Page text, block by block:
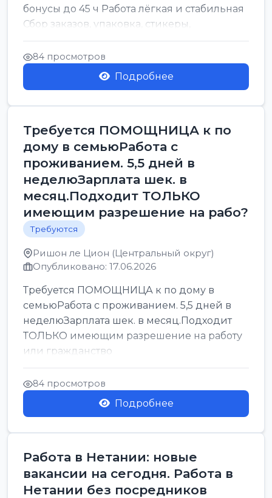
бонусы до 45 ч Работа лёгкая и стабильная
Сбор заказов, упаковка, стикеры,
сортировка Воскре...
84 просмотров
Подробнее
Требуется ПОМОЩНИЦА к по
дому в семьюРабота с
проживанием. 5,5 дней в
неделюЗарплата шек. в
месяц.Подходит ТОЛЬКО
имеющим разрешение на рабо?
Требуются
Ришон ле Цион (Центральный округ)
Опубликовано: 17.06.2026
Требуется ПОМОЩНИЦА к по дому в
семьюРабота с проживанием. 5,5 дней в
неделюЗарплата шек. в месяц.Подходит
ТОЛЬКО имеющим разрешение на работу
или гражданство
84 просмотров
Подробнее
Работа в Нетании: новые
вакансии на сегодня. Работа в
Нетании без посредников